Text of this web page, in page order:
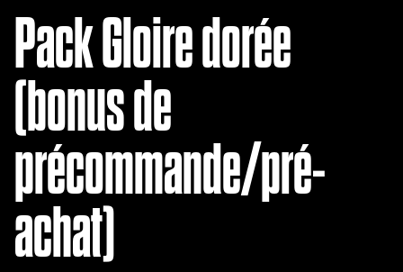
Pack Gloire dorée
(bonus de
précommande/pré-
achat)